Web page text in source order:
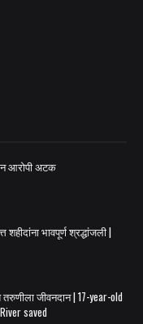
आरोपी अटक
शहीदांना भावपूर्ण श्रद्धांजली |
जीवनदान | 17-year-old
saved